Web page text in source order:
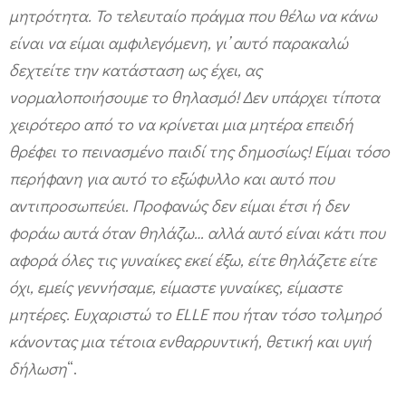
μητρότητα. Το τελευταίο πράγμα που θέλω να κάνω
είναι να είμαι αμφιλεγόμενη, γι’ αυτό παρακαλώ
δεχτείτε την κατάσταση ως έχει, ας
νορμαλοποιήσουμε το θηλασμό! Δεν υπάρχει τίποτα
χειρότερο από το να κρίνεται μια μητέρα επειδή
θρέφει το πεινασμένο παιδί της δημοσίως! Είμαι τόσο
περήφανη για αυτό το εξώφυλλο και αυτό που
αντιπροσωπεύει. Προφανώς δεν είμαι έτσι ή δεν
φοράω αυτά όταν θηλάζω… αλλά αυτό είναι κάτι που
αφορά όλες τις γυναίκες εκεί έξω, είτε θηλάζετε είτε
όχι, εμείς γεννήσαμε, είμαστε γυναίκες, είμαστε
μητέρες. Ευχαριστώ το ELLE που ήταν τόσο τολμηρό
κάνοντας μια τέτοια ενθαρρυντική, θετική και υγιή
δήλωση“.